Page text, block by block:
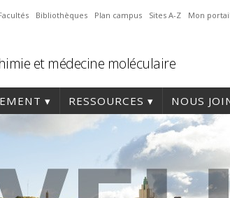
Bibliothèques Plan campus Sites A-Z Mon
et médecine moléculaire
RESSOURCES NOUS